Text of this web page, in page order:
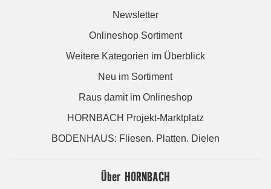
Newsletter
Onlineshop Sortiment
Weitere Kategorien im Überblick
Neu im Sortiment
Raus damit im Onlineshop
HORNBACH Projekt-Marktplatz
BODENHAUS: Fliesen. Platten. Dielen
Über HORNBACH